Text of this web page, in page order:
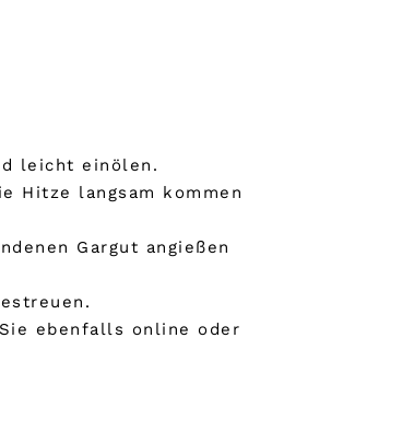
leicht einölen.
Hitze langsam kommen
Gargut angießen
ebenfalls online oder